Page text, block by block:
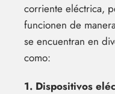
corriente eléctrica,
funcionen de
se encuentran en
como:
1. Dispositivos